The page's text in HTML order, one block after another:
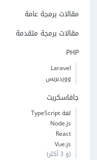
مقالات برمجة عامة
مقالات برمجة متقدمة
PHP
Laravel
ووردبريس
جافاسكربت
لغة TypeScript
Node.js
React
Vue.js
(و 3 أكثر)